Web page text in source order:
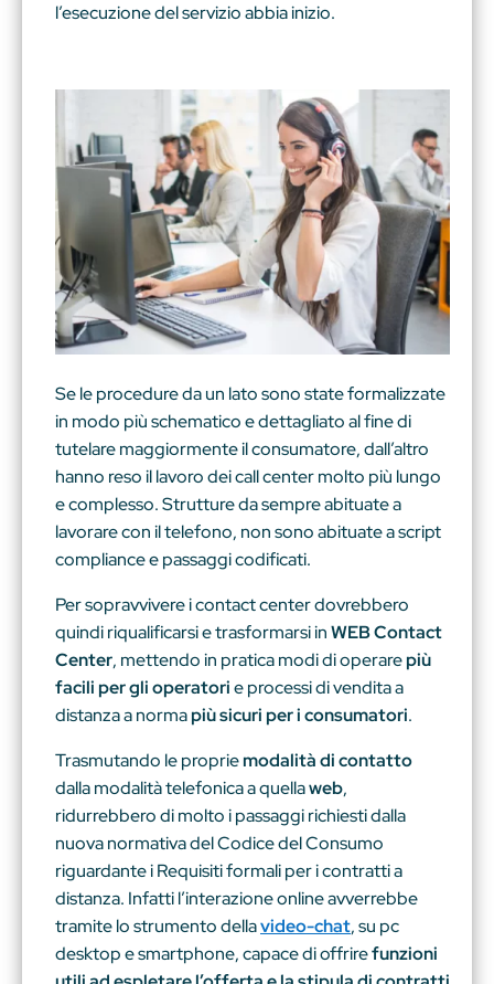
l’esecuzione del servizio abbia inizio.
Se le procedure da un lato sono state formalizzate
in modo più schematico e dettagliato al fine di
tutelare maggiormente il consumatore, dall’altro
hanno reso il lavoro dei call center molto più lungo
e complesso. Strutture da sempre abituate a
lavorare con il telefono, non sono abituate a script
compliance e passaggi codificati.
Per sopravvivere i contact center dovrebbero
quindi riqualificarsi e trasformarsi inWEBContact
Center, mettendo in pratica modi di operarepiù
facili per gli operatorie processi di vendita a
distanza a normapiù sicuri per i consumatori.
Trasmutando le propriemodalità di contatto
dalla modalità telefonica a quellaweb,
ridurrebbero di molto i passaggi richiesti dalla
nuova normativa del Codice del Consumo
riguardante i Requisiti formali per i contratti a
distanza. Infatti l’interazione online avverrebbe
tramite lo strumento dellavideo-chat, su pc
desktop e smartphone, capace di offrirefunzioni